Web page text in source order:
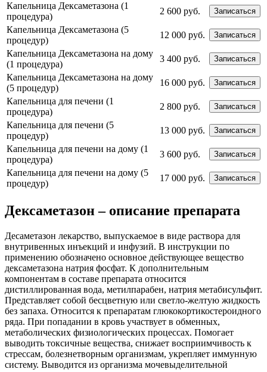
Капельница Дексаметазона (1
процедура)
2 600 руб. Записаться
Капельница Дексаметазона (5
процедур)
12 000 руб. Записаться
Капельница Дексаметазона на дому
(1 процедура)
3 400 руб. Записаться
Капельница Дексаметазона на дому
(5 процедур)
16 000 руб. Записаться
Капельница для печени (1
процедура)
2 800 руб. Записаться
Капельница для печени (5
процедур)
13 000 руб. Записаться
Капельница для печени на дому (1
процедура)
3 600 руб. Записаться
Капельница для печени на дому (5
процедур)
17 000 руб. Записаться
Дексаметазон – описание препарата
Десаметазон лекарство, выпускаемое в виде раствора для
внутривенных инъекций и инфузий. В инструкции по
применению обозначено основное действующее вещество
дексаметазона натрия фосфат. К дополнительным
компонентам в составе препарата относится
дистиллированная вода, метилпарабен, натрия метабисульфит.
Представляет собой бесцветную или светло-желтую жидкость
без запаха. Относится к препаратам глюкокортикостероидного
ряда. При попадании в кровь участвует в обменных,
метаболических физиологических процессах. Помогает
выводить токсичные вещества, снижает восприимчивость к
стрессам, болезнетворным организмам, укрепляет иммунную
систему. Выводится из организма мочевыделительной